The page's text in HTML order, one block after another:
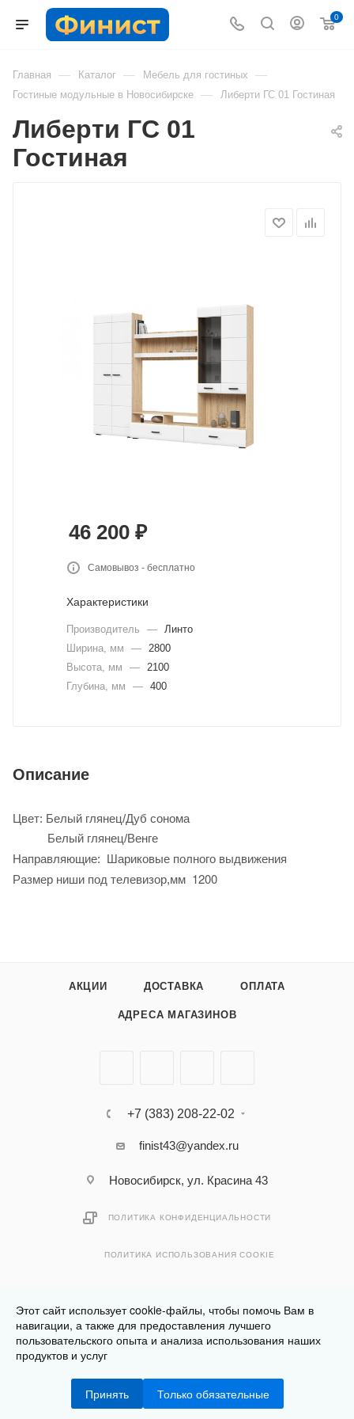
0
Главная — Каталог — Мебель для гостиных —
Гостиные модульные в Новосибирске — Либерти ГС 01 Гостиная
Либерти ГС 01
Гостиная
46 200 ₽
Самовывоз - бесплатно
Характеристики
Производитель — Линто
Ширина, мм
— 2800
Высота, мм
— 2100
Глубина, мм
— 400
Описание
Цвет: Белый глянец/Дуб сонома
Белый глянец/Венге
Направляющие: Шариковые полного выдвижения
Размер ниши под телевизор,мм 1200
АКЦИИ ДОСТАВКА ОПЛАТА
АДРЕСА МАГАЗИНОВ
+7 (383) 208-22-02
finist43@yandex.ru
Новосибирск, ул. Красина 43
ПОЛИТИКА КОНФИДЕНЦИАЛЬНОСТИ
ПОЛИТИКА ИСПОЛЬЗОВАНИЯ COOKIE
Разработано вКлюква.Студия
2026 © Финист - интернет-магазин мебели
Этот сайт использует cookie-файлы, чтобы помочь Вам в
навигации, а также для предоставления лучшего
пользовательского опыта и анализа использования наших
продуктов и услуг
Принять Только обязательные